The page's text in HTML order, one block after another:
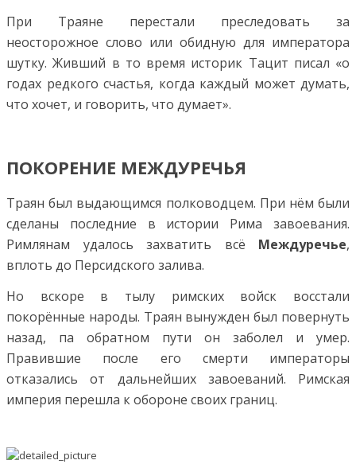
При Траяне перестали преследовать за
неосторожное слово или обидную для императора
шутку. Живший в то время историк Тацит писал «о
годах редкого счастья, когда каждый может думать,
что хочет, и говорить, что думает».
ПОКОРЕНИЕ МЕЖДУРЕЧЬЯ
Траян был выдающимся полководцем. При нём были
сделаны последние в истории Рима завоевания.
Римлянам удалось захватить всё Междуречье,
вплоть до Персидского залива.
Но вскоре в тылу римских войск восстали
покорённые народы. Траян вынужден был повернуть
назад, па обратном пути он заболел и умер.
Правившие после его смерти императоры
отказались от дальнейших завоеваний. Римская
империя перешла к обороне своих границ.